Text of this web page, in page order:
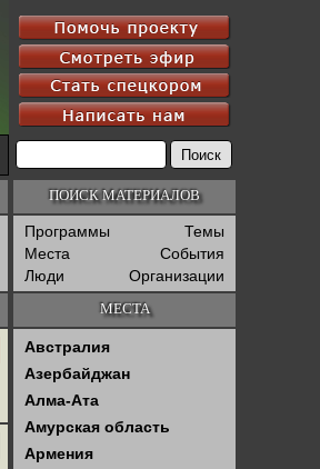
ПОИСК МАТЕРИАЛОВ
Программы
Темы
Места
События
Люди
Организации
МЕСТА
Австралия
Азербайджан
Алма-Ата
Амурская область
Армения